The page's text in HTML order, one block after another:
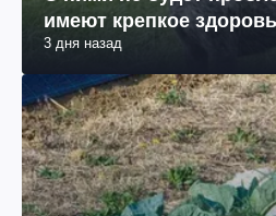
имеют крепкое
3 дня назад